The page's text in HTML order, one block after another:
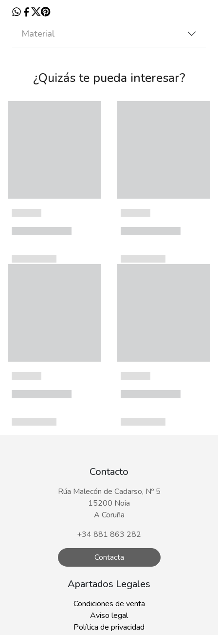
Material
¿Quizás te pueda interesar?
Contacto
Rúa Malecón de Cadarso, Nº 5
15200 Noia
A Coruña
+34 881 863 282
Contacta
Apartados Legales
Condiciones de venta
Aviso legal
Política de privacidad